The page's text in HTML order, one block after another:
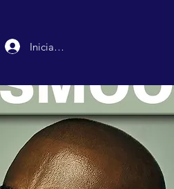
Iniciar sesión